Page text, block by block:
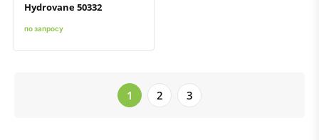
Hydrovane 50332
по запросу
1 2 3